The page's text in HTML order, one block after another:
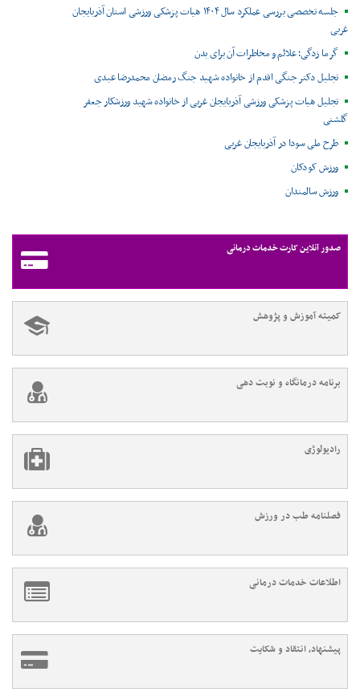
جلسه تخصصی بررسی عملکرد سال ۱۴۰۴ هیات پزشکی ورزشی استان آذربایجان
غربی
گرما زدگی؛ علائم و مخاطرات آن برای بدن
تجلیل دکتر جنگی اقدم از خانواده شهید جنگ رمضان محمدرضا عبدی
تجلیل هیات پزشکی ورزشی آذربایجان غربی از خانواده شهید ورزشکار جعفر
گلشنی
طرح ملی سودا در آذربایجان غربی
ورزش کودکان
ورزش سالمندان
صدور آنلاین کارت خدمات درمانی
کمیته آموزش و پژوهش
برنامه درمانگاه و نوبت دهی
رادیولوژی
فصلنامه طب در ورزش
اطلاعات خدمات درمانی
پیشنهاد، انتقاد و شکایت